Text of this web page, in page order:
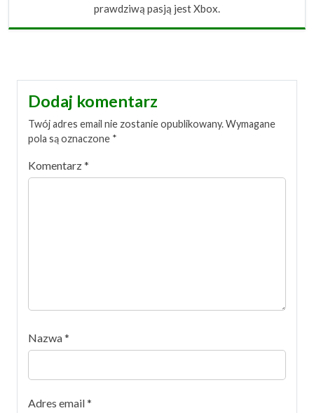
prawdziwą pasją jest Xbox.
Dodaj komentarz
Twój adres email nie zostanie opublikowany.Wymagane
pola są oznaczone *
Komentarz*
Nazwa*
Adres email*